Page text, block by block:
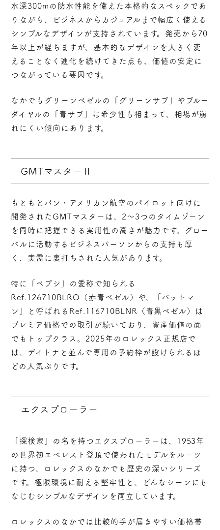
水深300mの防水性能を備えた本格的なスペックであ
りながら、ビジネスからカジュアルまで幅広く使える
シンプルなデザインが支持されています。発売から70
年以上が経ちますが、 基本的なデザインを大きく変
えることなく進化を続けてきた 点も、価値の安定に
つながっている要因です。
なかでもグリーンベゼルの「グリーンサブ」やブルー
ダイヤルの「青サブ」は希少性も相まって、相場が崩
れにくい傾向にあります。
GMTマスターⅡ
もともとパン・アメリカン航空のパイロット向けに
開発されたGMTマスターは、2〜3つのタイムゾーン
を同時に把握できる実用性の高さが魅力です。グロー
バルに活動するビジネスパーソンからの支持も厚
く、実需に裏打ちされた人気があります。
特に「ペプシ」の愛称で知られる
Ref.126710BLRO（赤青ベゼル）や、「バットマ
ン」と呼ばれるRef.116710BLNR（青黒ベゼル）は
プレミア価格での取引が続いており、資産価値の面
でもトップクラス 。2025年のロレックス正規店で
は、デイトナと並んで専用の予約枠が設けられるほ
どの人気ぶりです。
エクスプローラー
「探検家」の名を持つエクスプローラーは、1953年
の世界初エベレスト登頂で使われたモデルをルーツ
に持つ、ロレックスのなかでも歴史の深いシリーズ
です。極限環境に耐える堅牢性と、どんなシーンにも
なじむシンプルなデザインを両立しています。
ロレックスのなかでは比較的手が届きやすい価格帯